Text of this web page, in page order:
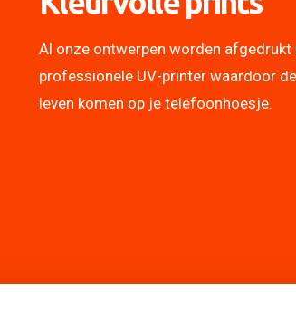
Al onze ontwerpen worden afgedrukt
professionele UV-printer waardoor
leven komen op je telefoonhoesje.